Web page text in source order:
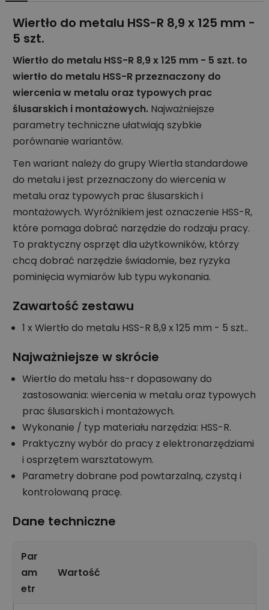
Wiertło do metalu HSS-R 8,9 x 125 mm -
5 szt.
Wiertło do metalu HSS-R 8,9 x 125 mm - 5 szt. to
wiertło do metalu HSS-R przeznaczony do
wiercenia w metalu oraz typowych prac
ślusarskich i montażowych. Najważniejsze
parametry techniczne ułatwiają szybkie
porównanie wariantów.
Ten wariant należy do grupy Wiertła standardowe
do metalu i jest przeznaczony do wiercenia w
metalu oraz typowych prac ślusarskich i
montażowych. Wyróżnikiem jest oznaczenie HSS-R,
które pomaga dobrać narzędzie do rodzaju pracy.
To praktyczny osprzęt dla użytkowników, którzy
chcą dobrać narzędzie świadomie, bez ryzyka
pominięcia wymiarów lub typu wykonania.
Zawartość zestawu
1 x Wiertło do metalu HSS-R 8,9 x 125 mm - 5 szt..
Najważniejsze w skrócie
Wiertło do metalu hss-r dopasowany do
zastosowania: wiercenia w metalu oraz typowych
prac ślusarskich i montażowych.
Wykonanie / typ materiału narzędzia: HSS-R.
Praktyczny wybór do pracy z elektronarzędziami
i osprzętem warsztatowym.
Parametry dobrane pod powtarzalną, czystą i
kontrolowaną pracę.
Dane techniczne
Par
am
etr
Wartość